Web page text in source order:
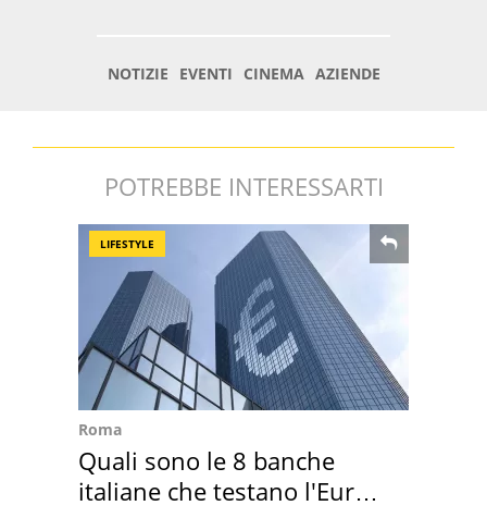
POTREBBE INTERESSARTI
LIFESTYLE
Roma
Quali sono le 8 banche
italiane che testano l'Euro